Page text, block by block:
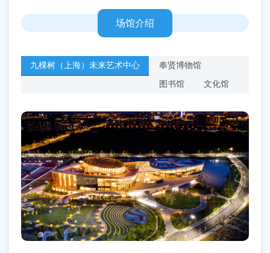
场馆介绍
九棵树（上海）未来艺术中心
奉贤博物馆
图书馆
文化馆